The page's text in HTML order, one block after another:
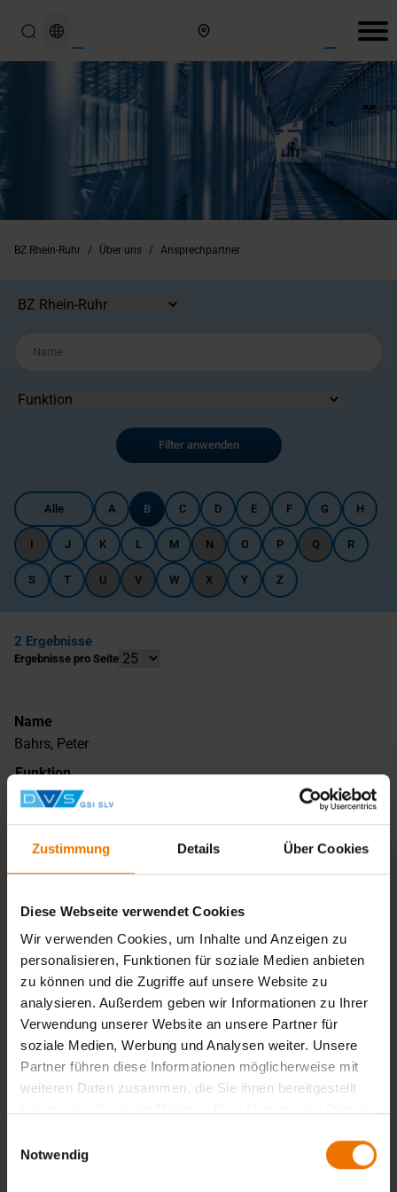
Zustimmung Details Über Cookies
Diese Webseite verwendet Cookies
Wir verwenden Cookies, um Inhalte und Anzeigen zu
personalisieren, Funktionen für soziale Medien anbieten
zu können und die Zugriffe auf unsere Website zu
analysieren. Außerdem geben wir Informationen zu Ihrer
Verwendung unserer Website an unsere Partner für
soziale Medien, Werbung und Analysen weiter. Unsere
Partner führen diese Informationen möglicherweise mit
weiteren Daten zusammen, die Sie ihnen bereitgestellt
Notwendig
BZ Rhein-Ruhr / Über uns / Ansprechpartner
Standort
Funktion
Filter anwenden
Alle A B C D E F G H
I J K L M N O P Q R
S T U V W X Y Z
2 Ergebnisse
Ergebnisse pro Seite
Name
Bahrs, Peter
Funktion
Ausbilder
E-Mail
bahrs@gsi-slv.de
Telefon Festnetz
Name
Brill, Sascha
Funktion
Ausbilder
Telefon Festnetz